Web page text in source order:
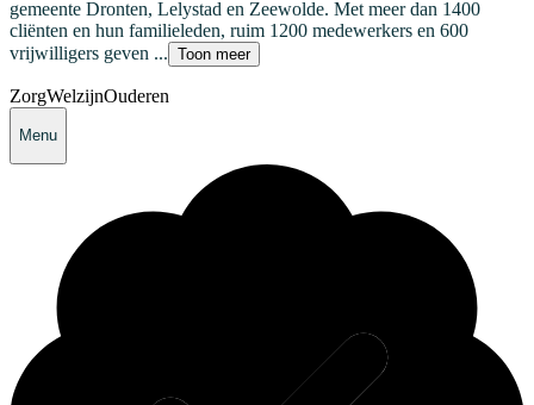
gemeente Dronten, Lelystad en Zeewolde. Met meer dan 1400
cliënten en hun familieleden, ruim 1200 medewerkers en 600
vrijwilligers geven ... Toon meer
ZorgWelzijnOuderen
Menu